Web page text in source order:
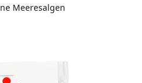
Meeresalgen